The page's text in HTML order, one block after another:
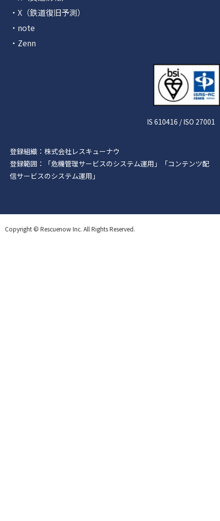
・X（鉄道復旧予測）
・note
・Zenn
IS 610416 / ISO 27001
登録組織：株式会社レスキューナウ
登録範囲：「危機管理サービスのシステム運用」「コンテンツ配
信サービスのシステム運用」
Copyright © Rescuenow Inc. All Rights Reserved.